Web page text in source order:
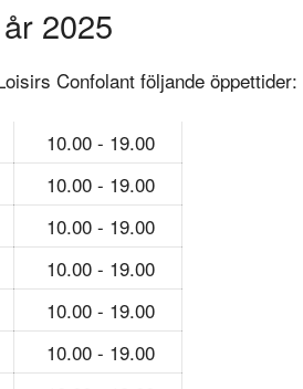
2025
Confolant följande öppettider:
10.00 - 19.00
10.00 - 19.00
10.00 - 19.00
10.00 - 19.00
10.00 - 19.00
10.00 - 19.00